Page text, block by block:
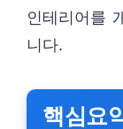
인테리어를
니다.
핵심요